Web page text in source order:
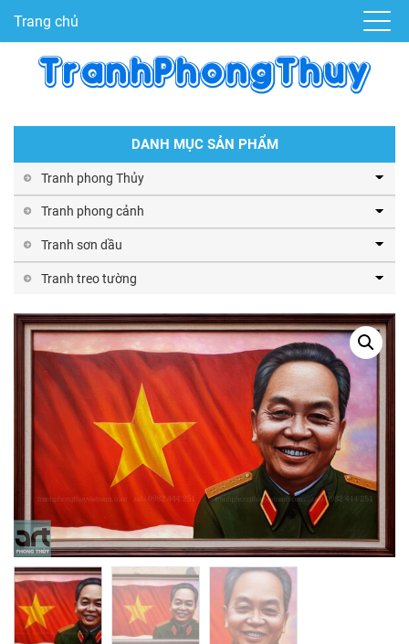
Trang chủ
DANH MỤC SẢN PHẨM
Tranh phong Thủy
Tranh phong cảnh
Tranh sơn dầu
Tranh treo tường